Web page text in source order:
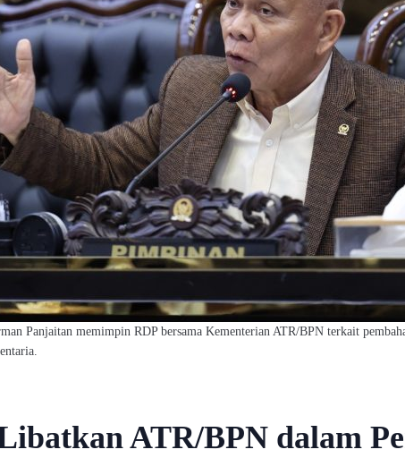
Panjaitan memimpin RDP bersama Kementerian ATR/BPN terkait
ATR/BPN dalam